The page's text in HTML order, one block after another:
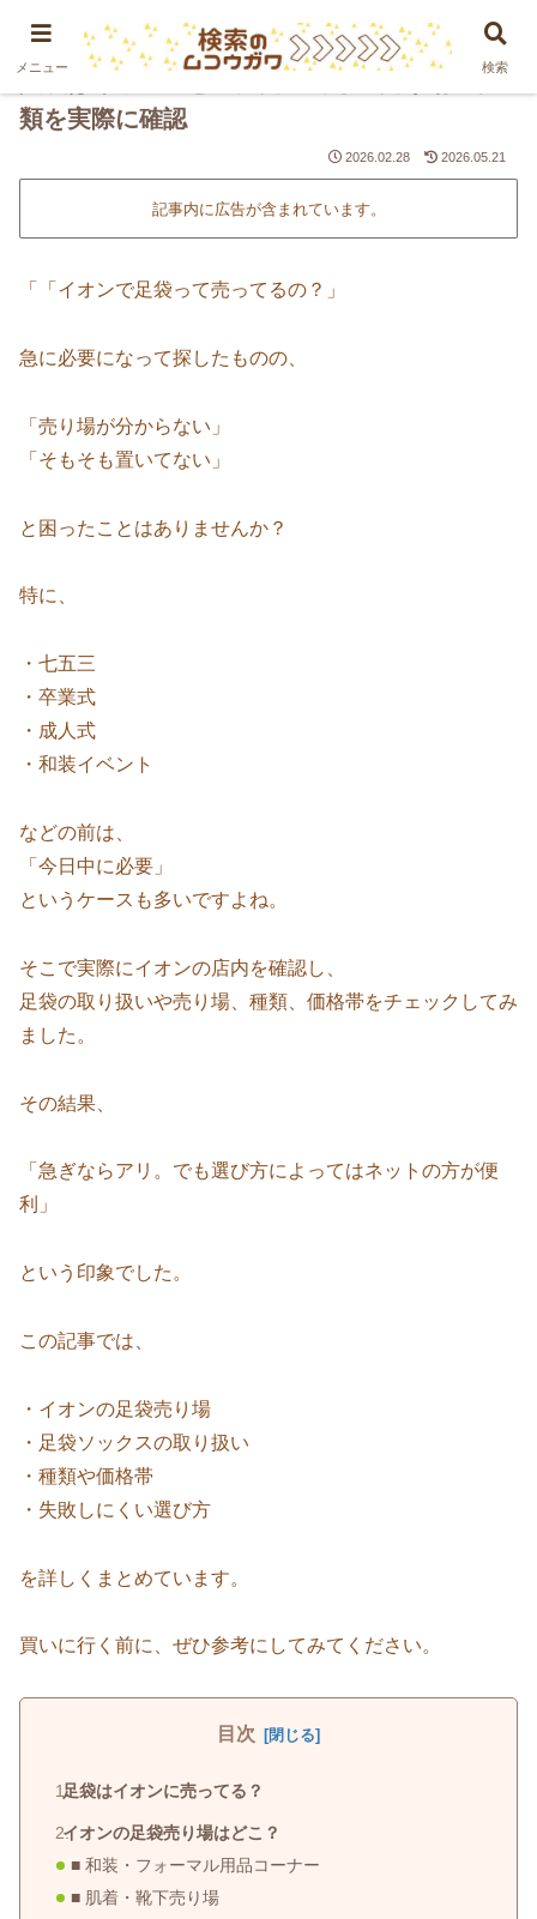
PR
足袋はイオンのどこに売ってる？売り場・種
類を実際に確認
2026.02.28 2026.05.21
記事内に広告が含まれています。
「「イオンで足袋って売ってるの？」
急に必要になって探したものの、
「売り場が分からない」
「そもそも置いてない」
と困ったことはありませんか？
特に、
・七五三
・卒業式
・成人式
・和装イベント
などの前は、
「今日中に必要」
というケースも多いですよね。
そこで実際にイオンの店内を確認し、
足袋の取り扱いや売り場、種類、価格帯をチェックしてみ
ました。
その結果、
「急ぎならアリ。でも選び方によってはネットの方が便
利」
という印象でした。
この記事では、
・イオンの足袋売り場
・足袋ソックスの取り扱い
・種類や価格帯
・失敗しにくい選び方
を詳しくまとめています。
買いに行く前に、ぜひ参考にしてみてください。
目次
足袋はイオンに売ってる？
イオンの足袋売り場はどこ？
■ 和装・フォーマル用品コーナー
■ 肌着・靴下売り場
メニュー 検索